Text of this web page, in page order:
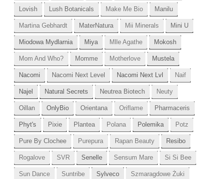
Lovish Lush Botanicals Make Me Bio Manilu
Martina Gebhardt MaterNatura Mii Minerals Mini U
Miodowa Mydlarnia Miya Mlle Agathe Mokosh
Mom And Who? Momme Motherlove Mustela
Nacomi Nacomi Next Level Nacomi Next Lvl Naif
Najel Natural Secrets Neutrea Biotech Neuty
Oillan OnlyBio Orientana Oriflame Pharmaceris
Phyt's Pixie Plantea Polana Polemika Potz
Pure By Clochee Purepura Rapan Beauty Resibo
Rogalove SVR Senelle Sensum Mare Si Si Bee
Sun Dance Suntribe Sylveco Szmaragdowe Żuki